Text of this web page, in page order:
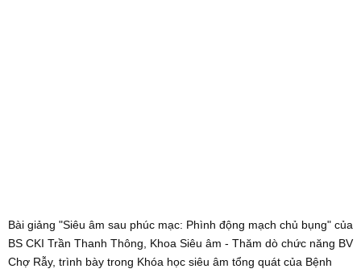
Bài giảng "Siêu âm sau phúc mạc: Phình động mạch chủ bụng" của
BS CKI Trần Thanh Thông, Khoa Siêu âm - Thăm dò chức năng BV
Chợ Rẫy, trình bày trong Khóa học siêu âm tổng quát của Bệnh